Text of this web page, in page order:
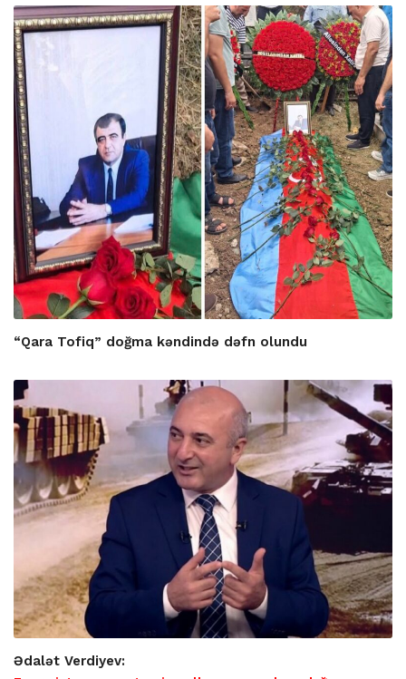
“Qara Tofiq” doğma kəndində dəfn olundu
Ədalət Verdiyev: